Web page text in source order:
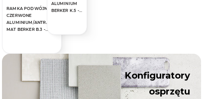
RAMKA PODWÓJNA
CZERWONE
ALUMINIUM/ANTRACYT
MAT BERKER B.3 -
ALUMINIUM
BERKER K.5 -
Konfiguratory
osprzętu